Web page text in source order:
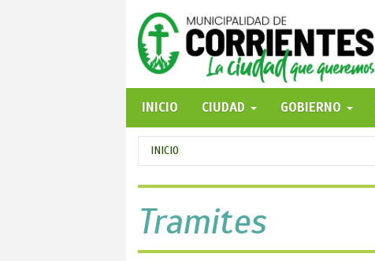
INICIO
CIUDAD GOBIERNO
Se
encuentra
usted
aquí
INICIO
Tramites